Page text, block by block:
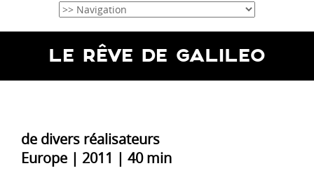
LE RÊVE DE GALILEO
de divers réalisateurs
Europe | 2011 | 40 min